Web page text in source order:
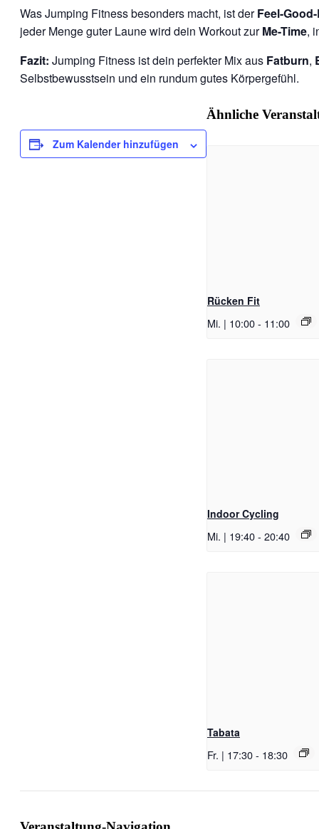
Was Jumping Fitness besonders macht, ist derFeel-
jeder Menge guter Laune wird dein Workout zurMe-Time,
Fazit: Jumping Fitness ist dein perfekter Mix aus Fatburn,
Selbstbewusstsein und ein rundum gutes Körpergefühl.
Zum Kalender hinzufügen
Ähnliche
Rücken Fit
Mi. | 10:00- 11:00
Indoor Cycling
Mi. | 19:40- 20:40
Tabata
Fr. | 17:30- 18:30